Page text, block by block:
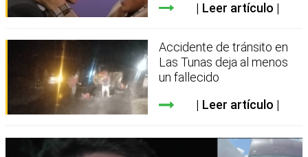
Leer artículo
Accidente de tránsito en
Las Tunas deja al menos
un fallecido
Leer artículo